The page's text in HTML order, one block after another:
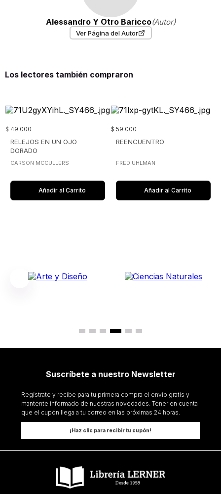
Alessandro Y Otro Baricco(Autor)
Ver Página del Autor
Los lectores también compraron
$ 49.000
RELEJOS EN UN OJO
DORADO
CARSON MCCULLERS
Añadir al Carrito
$ 59.000
REENCUENTRO
FRED UHLMAN
Añadir al Carrito
Suscríbete a nuestro Newsletter
Regístrate y recibe para tu primera compra el envío gratis y
mantente informado de nuestras novedades. Tener en cuenta
que el cupón llega a tu correo en las próximas 24 horas.
¡Haz clic para recibir tu cupón!